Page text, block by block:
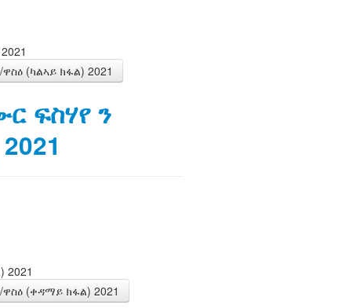
(ካልኣይ ክፋል) 2021
ፍስሃየ ን
(ቀዳማይ ክፋል) 2021